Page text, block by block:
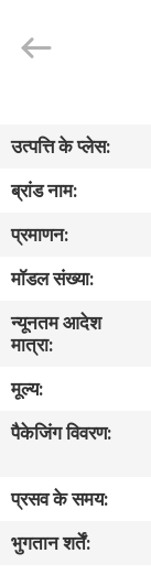
उत्पादों
हमारे
में
कारखाना
भ्रमण
गुणवत्ता
नियंत्रण
Manufacturing
उत्पत्ति के प्लेस:
ब्रांड नाम:
प्रमाणन:
मॉडल संख्या:
न्यूनतम आदेश
मात्रा:
मूल्य:
पैकेजिंग विवरण:
प्रसव के समय:
भुगतान शर्तें: